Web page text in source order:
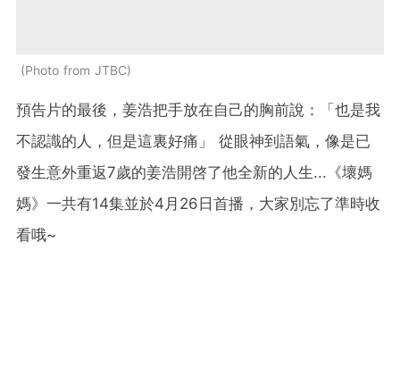
Photo from JTBC
預告片的最後，姜浩把手放在自己的胸前說：「也是我
不認識的人，但是這裏好痛」 從眼神到語氣，像是已
發生意外重返7歲的姜浩開啓了他全新的人生...《壞媽
媽》一共有14集並於4月26日首播，大家別忘了準時收
看哦~